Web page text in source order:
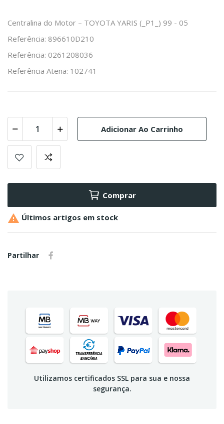
Centralina do Motor – TOYOTA YARIS (_P1_) 99 - 05
Referência: 896610D210
Referência: 0261208036
Referência Atena: 102741
Adicionar Ao Carrinho
Comprar
 Últimos artigos em stock
Partilhar
Utilizamos certificados SSL para sua e nossa
segurança.